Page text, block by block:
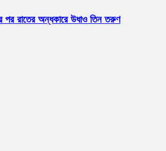
পর রাতের অন্ধকারে উধাও তিন তরুণ